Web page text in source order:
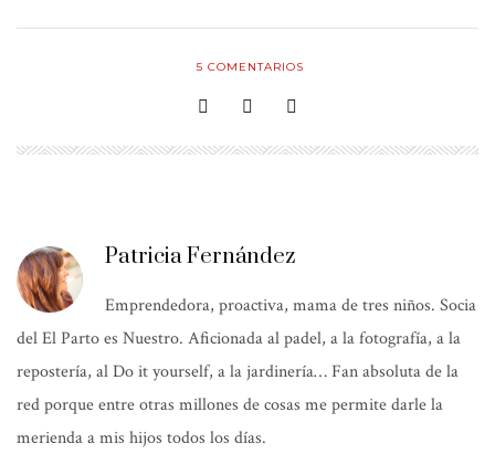
5 COMENTARIOS
Patricia Fernández
Emprendedora, proactiva, mama de tres niños. Socia
del El Parto es Nuestro. Aficionada al padel, a la fotografía, a la
repostería, al Do it yourself, a la jardinería… Fan absoluta de la
red porque entre otras millones de cosas me permite darle la
merienda a mis hijos todos los días.